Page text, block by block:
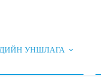
УНШЛАГА